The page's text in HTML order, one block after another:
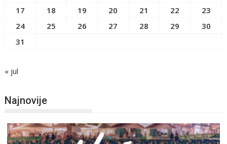
17
18 19 20 21 22
23
24
25 26 27 28 29
30
31
« jul
Najnovije